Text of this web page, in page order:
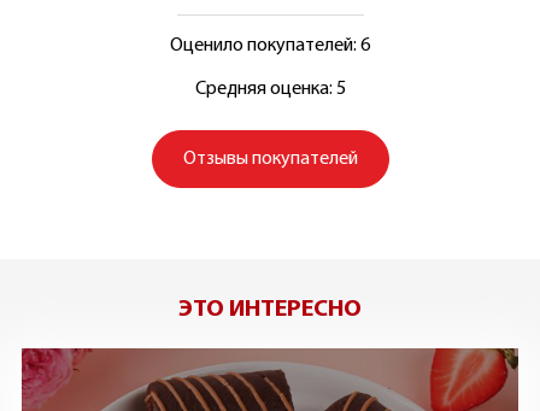
Оценило покупателей: 6
Средняя оценка: 5
Отзывы покупателей
ЭТО ИНТЕРЕСНО